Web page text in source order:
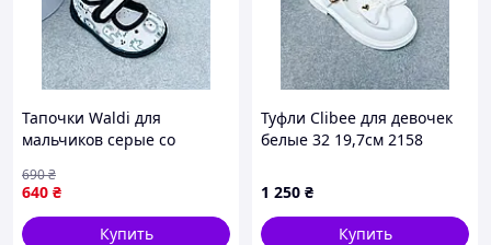
Тапочки Waldi для
мальчиков серые со
640 ₴
690₴
Купить
Туфли Clibee для девочек
белые 32 19,7см 2158
1 250 ₴
Купить